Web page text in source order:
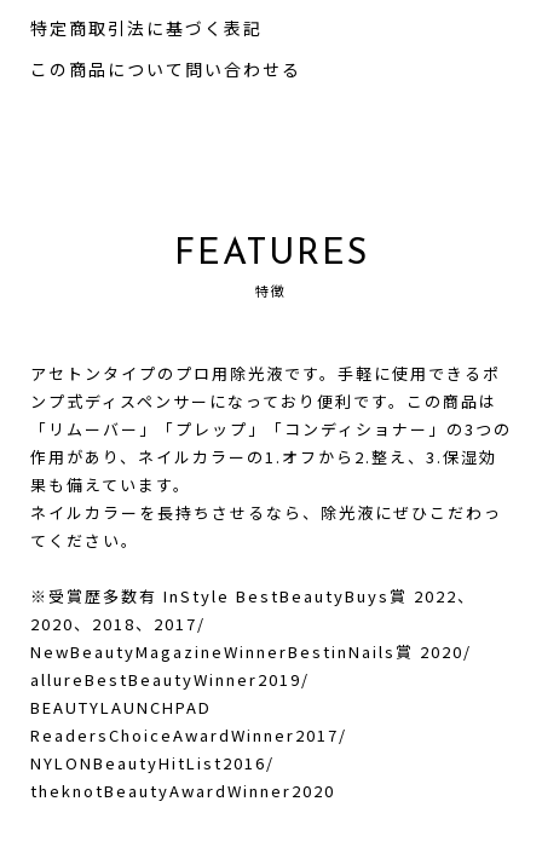
特定商取引法に基づく表記
この商品について問い合わせる
FEATURES
特徴
アセトンタイプのプロ用除光液です。手軽に使用できるポ
ンプ式ディスペンサーになっており便利です。この商品は
「リムーバー」「プレップ」「コンディショナー」の3つの
作用があり、ネイルカラーの1.オフから2.整え、3.保湿効
果も備えています。
ネイルカラーを長持ちさせるなら、除光液にぜひこだわっ
てください。
※受賞歴多数有 InStyle BestBeautyBuys賞 2022、
2020、2018、2017/
NewBeautyMagazineWinnerBestinNails賞 2020/
allureBestBeautyWinner2019/
BEAUTYLAUNCHPAD
ReadersChoiceAwardWinner2017/
NYLONBeautyHitList2016/
theknotBeautyAwardWinner2020